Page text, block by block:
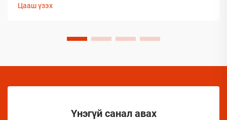
байдлыг хадгалахад тооless дундаа сорилтуудтай
арга хэмжээ авах шаардлагатай.
Цааш үзэх
Үнэгүй санал авах